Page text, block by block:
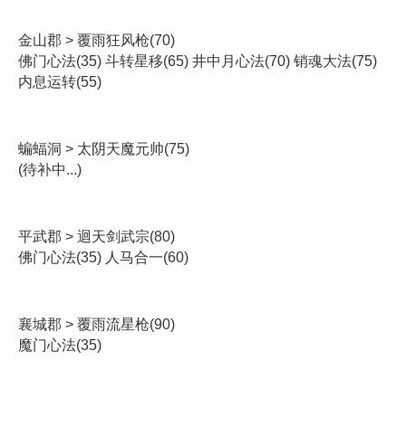
金山郡 > 覆雨狂风枪(70)
佛门心法(35) 斗转星移(65) 井中月心法(70) 销魂大法(75)
内息运转(55)
蝙蝠洞 > 太阴天魔元帅(75)
(待补中...)
平武郡 > 迴天剑武宗(80)
佛门心法(35) 人马合一(60)
襄城郡 > 覆雨流星枪(90)
魔门心法(35)